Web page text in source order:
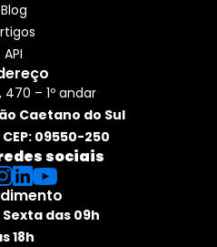
Blog
API
470 – 1º andar
Caetano do Sul
09550-250
sociais
das 09h
18h